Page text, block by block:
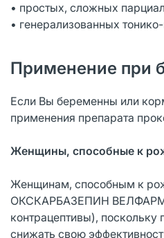
• простых, сложных
• генерализованных
Применение при
Если Вы беременны или
применения препарата
Женщины, способные к
Женщинам, способным к
ОКСКАРБАЗЕПИН ВЕЛФАРМ
контрацептивы),
снижать свою